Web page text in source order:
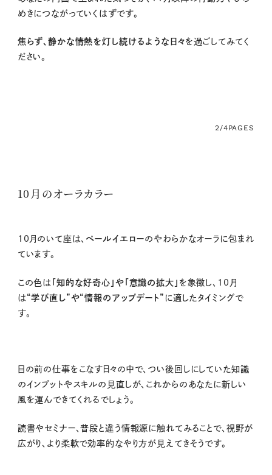
めきにつながっていくはずです。
焦らず、静かな情熱を灯し続けるような日々を過ごしてみてく
ださい。
2/4PAGES
10月のオーラカラー
10 月のいて座は、 ペールイエローのやわらかなオーラに包まれ
ています。
この色は 「知的な好奇心」や「意識の拡大」 を象徴し、10月
は “学び直し”や“情報のアップデート” に適したタイミングで
す。
目の前の仕事をこなす日々の中で、つい後回しにしていた知識
のインプットやスキルの見直しが、これからのあなたに新しい
風を運んできてくれるでしょう。
読書やセミナー、普段と違う情報源に触れてみることで、視野が
広がり、より柔軟で効率的なやり方が見えてきそうです。